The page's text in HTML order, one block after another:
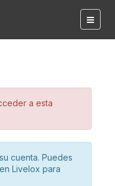
a esta
cuenta. Puedes
Livelox para